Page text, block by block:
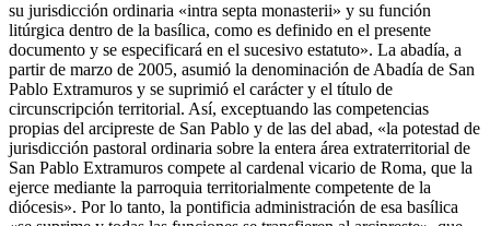
su jurisdicción ordinaria «intra septa monasterii» y su función
litúrgica dentro de la basílica, como es definido en el presente
documento y se especificará en el sucesivo estatuto». La abadía, a
partir de marzo de 2005, asumió la denominación de Abadía de San
Pablo Extramuros y se suprimió el carácter y el título de
circunscripción territorial. Así, exceptuando las competencias
propias del arcipreste de San Pablo y de las del abad, «la potestad de
jurisdicción pastoral ordinaria sobre la entera área extraterritorial de
San Pablo Extramuros compete al cardenal vicario de Roma, que la
ejerce mediante la parroquia territorialmente competente de la
diócesis». Por lo tanto, la pontificia administración de esa basílica